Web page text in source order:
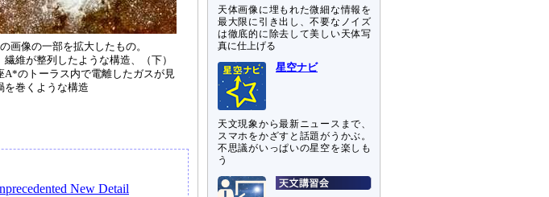
画像の一部を拡大したもの。
繊維が整列したような構造、（下）
A*のトーラス内で電離したガスが見
を巻くような構造
New Detail
天体画像に埋もれた微細な情報を
最大限に引き出し、不要なノイズ
は徹底的に除去して美しい天体写
真に仕上げる
星空ナビ
天文現象から最新ニュースまで、
スマホをかざすと話題がうかぶ。
不思議がいっぱいの星空を楽しも
う